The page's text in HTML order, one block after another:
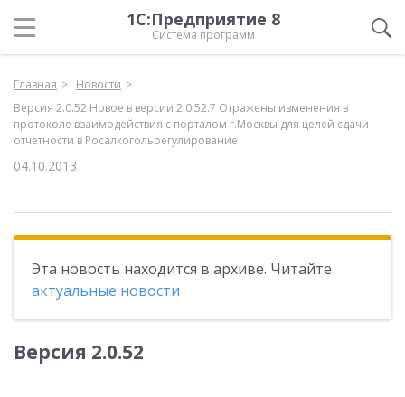
1С:Предприятие 8
Система программ
Главная
Новости
Версия 2.0.52 Новое в версии 2.0.52.7 Отражены изменения в
протоколе взаимодействия с порталом г.Москвы для целей сдачи
отчетности в Росалкогольрегулирование
04.10.2013
Эта новость находится в архиве. Читайте
актуальные новости
Версия 2.0.52